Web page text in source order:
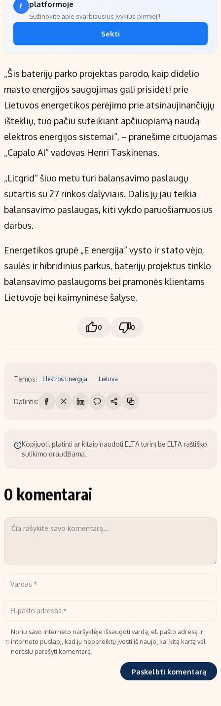
platformoje
Sužinokite apie svarbiausius įvykius pirmieji!
Sekti
„Šis baterijų parko projektas parodo, kaip didelio
masto energijos saugojimas gali prisidėti prie
Lietuvos energetikos perėjimo prie atsinaujinančiųjų
išteklių, tuo pačiu suteikiant apčiuopiamą naudą
elektros energijos sistemai“, – pranešime cituojamas
„Capalo AI“ vadovas Henri Taskinenas.
„Litgrid“ šiuo metu turi balansavimo paslaugų
sutartis su 27 rinkos dalyviais. Dalis jų jau teikia
balansavimo paslaugas, kiti vykdo paruošiamuosius
darbus.
Energetikos grupė „E energija“ vysto ir stato vėjo,
saulės ir hibridinius parkus, baterijų projektus tinklo
balansavimo paslaugoms bei pramonės klientams
Lietuvoje bei kaimyninėse šalyse.
0 0
Temos: Elektros Energija Lietuva
Dalintis:
Kopijuoti, platinti ar kitaip naudoti ELTA turinį be ELTA raštiško
sutikimo draudžiama.
0 komentarai
Noriu savo interneto naršyklėje išsaugoti vardą, el. pašto adresą ir
interneto puslapį, kad jų nebereiktų įvesti iš naujo, kai kitą kartą vėl
norėsiu parašyti komentarą.